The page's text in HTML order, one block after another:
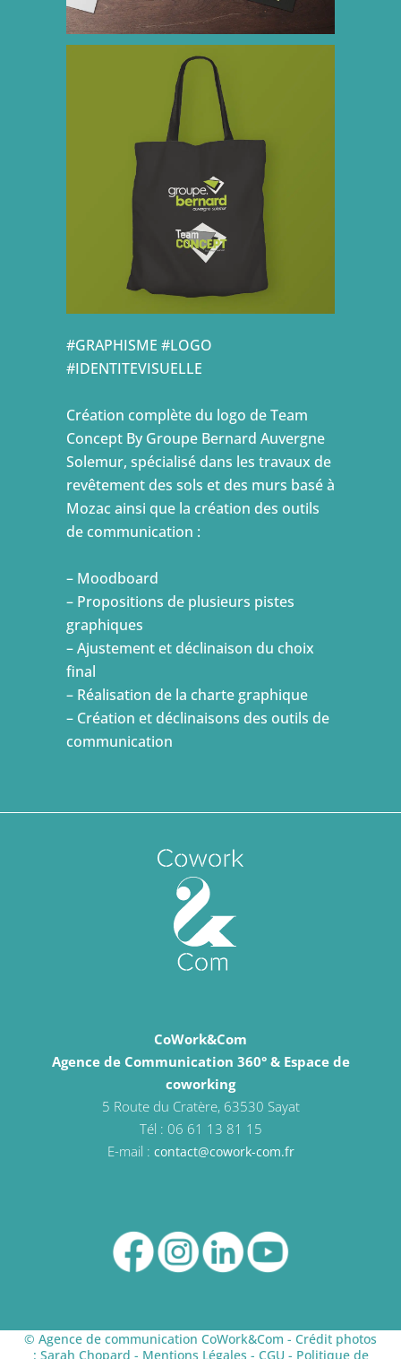
#GRAPHISME #LOGO
#IDENTITEVISUELLE
Création complète du logo de Team
Concept By Groupe Bernard Auvergne
Solemur, spécialisé dans les travaux de
revêtement des sols et des murs basé à
Mozac ainsi que la création des outils
de communication :
– Moodboard
– Propositions de plusieurs pistes
graphiques
– Ajustement et déclinaison du choix
final
– Réalisation de la charte graphique
– Création et déclinaisons des outils de
communication
CoWork&Com
Agence de Communication 360° & Espace de
coworking
5 Route du Cratère, 63530 Sayat
Tél : 06 61 13 81 15
E-mail : contact@cowork-com.fr
© Agence de communication CoWork&Com - Crédit photos
: Sarah Chopard - Mentions Légales - CGU - Politique de